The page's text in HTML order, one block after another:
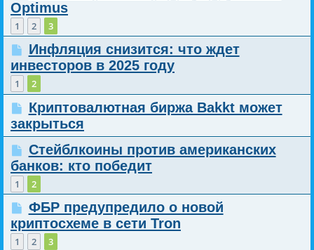
Optimus
1 2 3
Инфляция снизится: что ждет
инвесторов в 2025 году
1 2
Криптовалютная биржа Bakkt может
закрыться
Стейблкоины против американских
банков: кто победит
1 2
ФБР предупредило о новой
криптосхеме в сети Tron
1 2 3